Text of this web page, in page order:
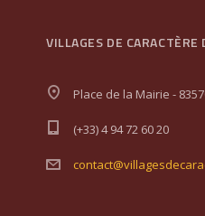
VILLAGES DE CARACTÈRE
Place de la Mairie -
(+33) 4 94 72 60 20